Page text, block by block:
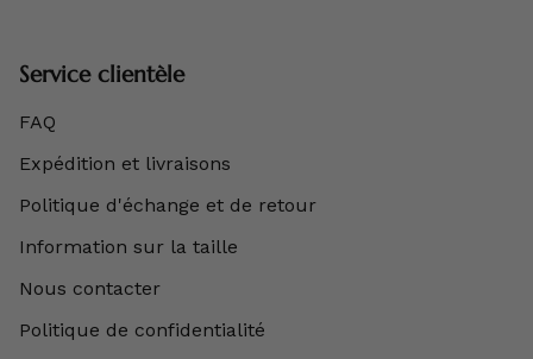
Service clientèle
FAQ
Expédition et livraisons
Politique d'échange et de retour
Information sur la taille
Nous contacter
Politique de confidentialité